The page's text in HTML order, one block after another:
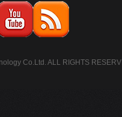
Co.Ltd. ALL RIGHTS